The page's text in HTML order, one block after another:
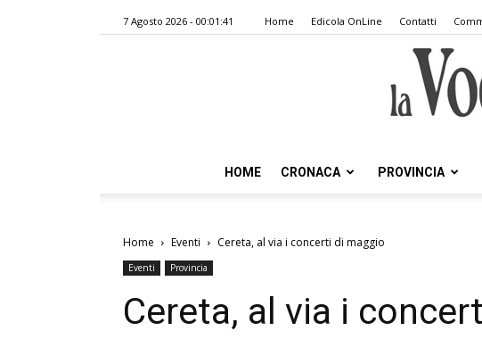
7 Agosto 2026 - 00:01:41 Home Edicola OnLine Contatti
HOME CRONACA PROVINCIA
Home Eventi Cereta, al via i concerti di maggio
Eventi Provincia
Cereta, al via i